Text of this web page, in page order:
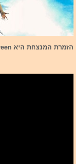
הזמרת המנצחת היא Loreen עם השיר Tattoo